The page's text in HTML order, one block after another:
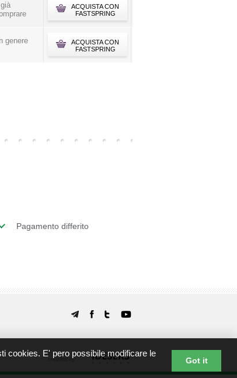
cookies. E' pero possibile modificare le
Got it
ACQUISTA CON
FASTSPRING
genere
ACQUISTA CON
FASTSPRING
Pagamento differito